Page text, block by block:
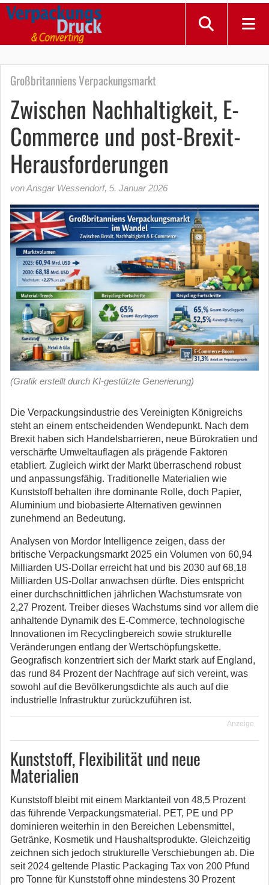
Großbritanniens Verpackungsmarkt
Zwischen Nachhaltigkeit, E-
Commerce und post-Brexit-
Herausforderungen
von Ansgar Wessendorf, 5. Januar 2026
(Grafik erstellt durch KI-gestützte Generierung)
Die Verpackungsindustrie des Vereinigten Königreichs
steht an einem entscheidenden Wendepunkt. Nach dem
Brexit haben sich Handelsbarrieren, neue Bürokratien und
verschärfte Umweltauflagen als prägende Faktoren
etabliert. Zugleich wirkt der Markt überraschend robust
und anpassungsfähig. Traditionelle Materialien wie
Kunststoff behalten ihre dominante Rolle, doch Papier,
Aluminium und biobasierte Alternativen gewinnen
zunehmend an Bedeutung.
Analysen von Mordor Intelligence zeigen, dass der
britische Verpackungsmarkt 2025 ein Volumen von 60,94
Milliarden US-Dollar erreicht hat und bis 2030 auf 68,18
Milliarden US-Dollar anwachsen dürfte. Dies entspricht
einer durchschnittlichen jährlichen Wachstumsrate von
2,27 Prozent. Treiber dieses Wachstums sind vor allem die
anhaltende Dynamik des E-Commerce, technologische
Innovationen im Recyclingbereich sowie strukturelle
Veränderungen entlang der Wertschöpfungskette.
Geografisch konzentriert sich der Markt stark auf England,
das rund 84 Prozent der Nachfrage auf sich vereint, was
sowohl auf die Bevölkerungsdichte als auch auf die
industrielle Infrastruktur zurückzuführen ist.
Anzeige
Kunststoff, Flexibilität und neue
Materialien
Kunststoff bleibt mit einem Marktanteil von 48,5 Prozent
das führende Verpackungsmaterial. PET, PE und PP
dominieren weiterhin in den Bereichen Lebensmittel,
Getränke, Kosmetik und Haushaltsprodukte. Gleichzeitig
zeichnen sich jedoch strukturelle Verschiebungen ab. Die
seit 2024 geltende Plastic Packaging Tax von 200 Pfund
pro Tonne für Kunststoff ohne mindestens 30 Prozent